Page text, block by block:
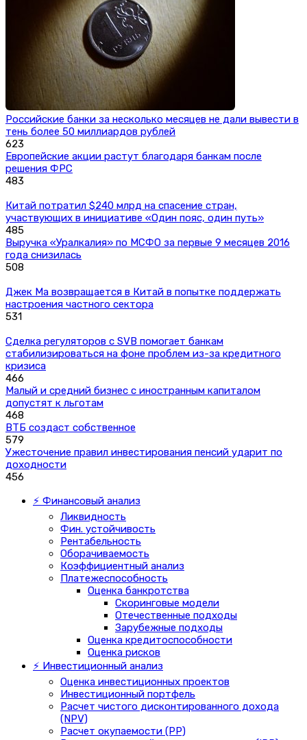
Российские банки за несколько месяцев не дали вывести в
тень более 50 миллиардов рублей
623
Европейские акции растут благодаря банкам после
решения ФРС
483
Китай потратил $240 млрд на спасение стран,
участвующих в инициативе «Один пояс, один путь»
485
Выручка «Уралкалия» по МСФО за первые 9 месяцев 2016
года снизилась
508
Джек Ма возвращается в Китай в попытке поддержать
настроения частного сектора
531
Сделка регуляторов с SVB помогает банкам
стабилизироваться на фоне проблем из-за кредитного
кризиса
466
Малый и средний бизнес с иностранным капиталом
допустят к льготам
468
ВТБ создаст собственное
579
Ужесточение правил инвестирования пенсий ударит по
доходности
456
⚡ Финансовый анализ
Ликвидность
Фин. устойчивость
Рентабельность
Оборачиваемость
Коэффициентный анализ
Платежеспособность
Оценка банкротства
Скоринговые модели
Отечественные подходы
Зарубежные подходы
Оценка кредитоспособности
Оценка рисков
⚡ Инвестиционный анализ
Оценка инвестиционных проектов
Инвестиционный портфель
Расчет чистого дисконтированного дохода
(NPV)
Расчет окупаемости (PP)